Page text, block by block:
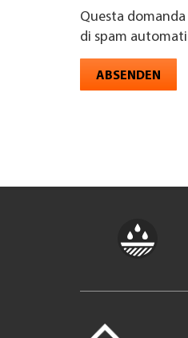
Questa
di spam
ABSENDEN